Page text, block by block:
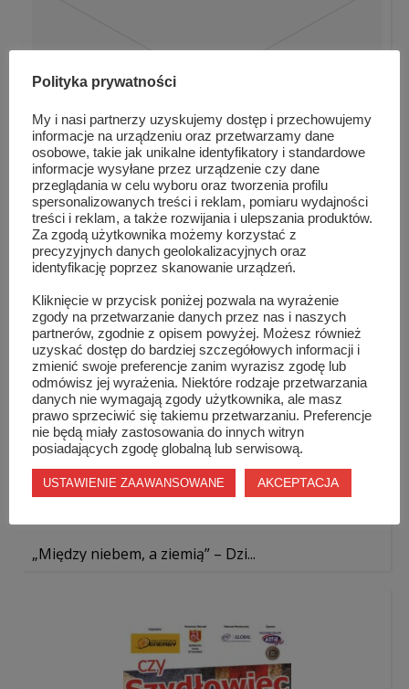
Charytatywny koncert. Relacja z „Kopernika&#...
„Między niebem, a ziemią” – Dzi...
Polityka prywatności
My i nasi partnerzy uzyskujemy dostęp i przechowujemy
informacje na urządzeniu oraz przetwarzamy dane
osobowe, takie jak unikalne identyfikatory i standardowe
informacje wysyłane przez urządzenie czy dane
przeglądania w celu wyboru oraz tworzenia profilu
spersonalizowanych treści i reklam, pomiaru wydajności
treści i reklam, a także rozwijania i ulepszania produktów.
Za zgodą użytkownika możemy korzystać z
precyzyjnych danych geolokalizacyjnych oraz
identyfikację poprzez skanowanie urządzeń.
Kliknięcie w przycisk poniżej pozwala na wyrażenie
zgody na przetwarzanie danych przez nas i naszych
partnerów, zgodnie z opisem powyżej. Możesz również
uzyskać dostęp do bardziej szczegółowych informacji i
zmienić swoje preferencje zanim wyrazisz zgodę lub
odmówisz jej wyrażenia. Niektóre rodzaje przetwarzania
danych nie wymagają zgody użytkownika, ale masz
prawo sprzeciwić się takiemu przetwarzaniu. Preferencje
nie będą miały zastosowania do innych witryn
posiadających zgodę globalną lub serwisową.
USTAWIENIE ZAAWANSOWANE AKCEPTACJA